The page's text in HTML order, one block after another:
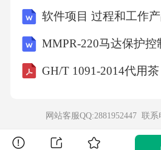
第一天读的话，那么这本书
2开始的一组公差为3的等差
读时，第一天读9页，以后每
3页，结果最后一天只需要读
+3=12页算起，将第一天读
页数中，即最后一天读
MMPR-220马达保护控
GH/T 1091-2014代用茶
网站客服QQ:2881952447 联系